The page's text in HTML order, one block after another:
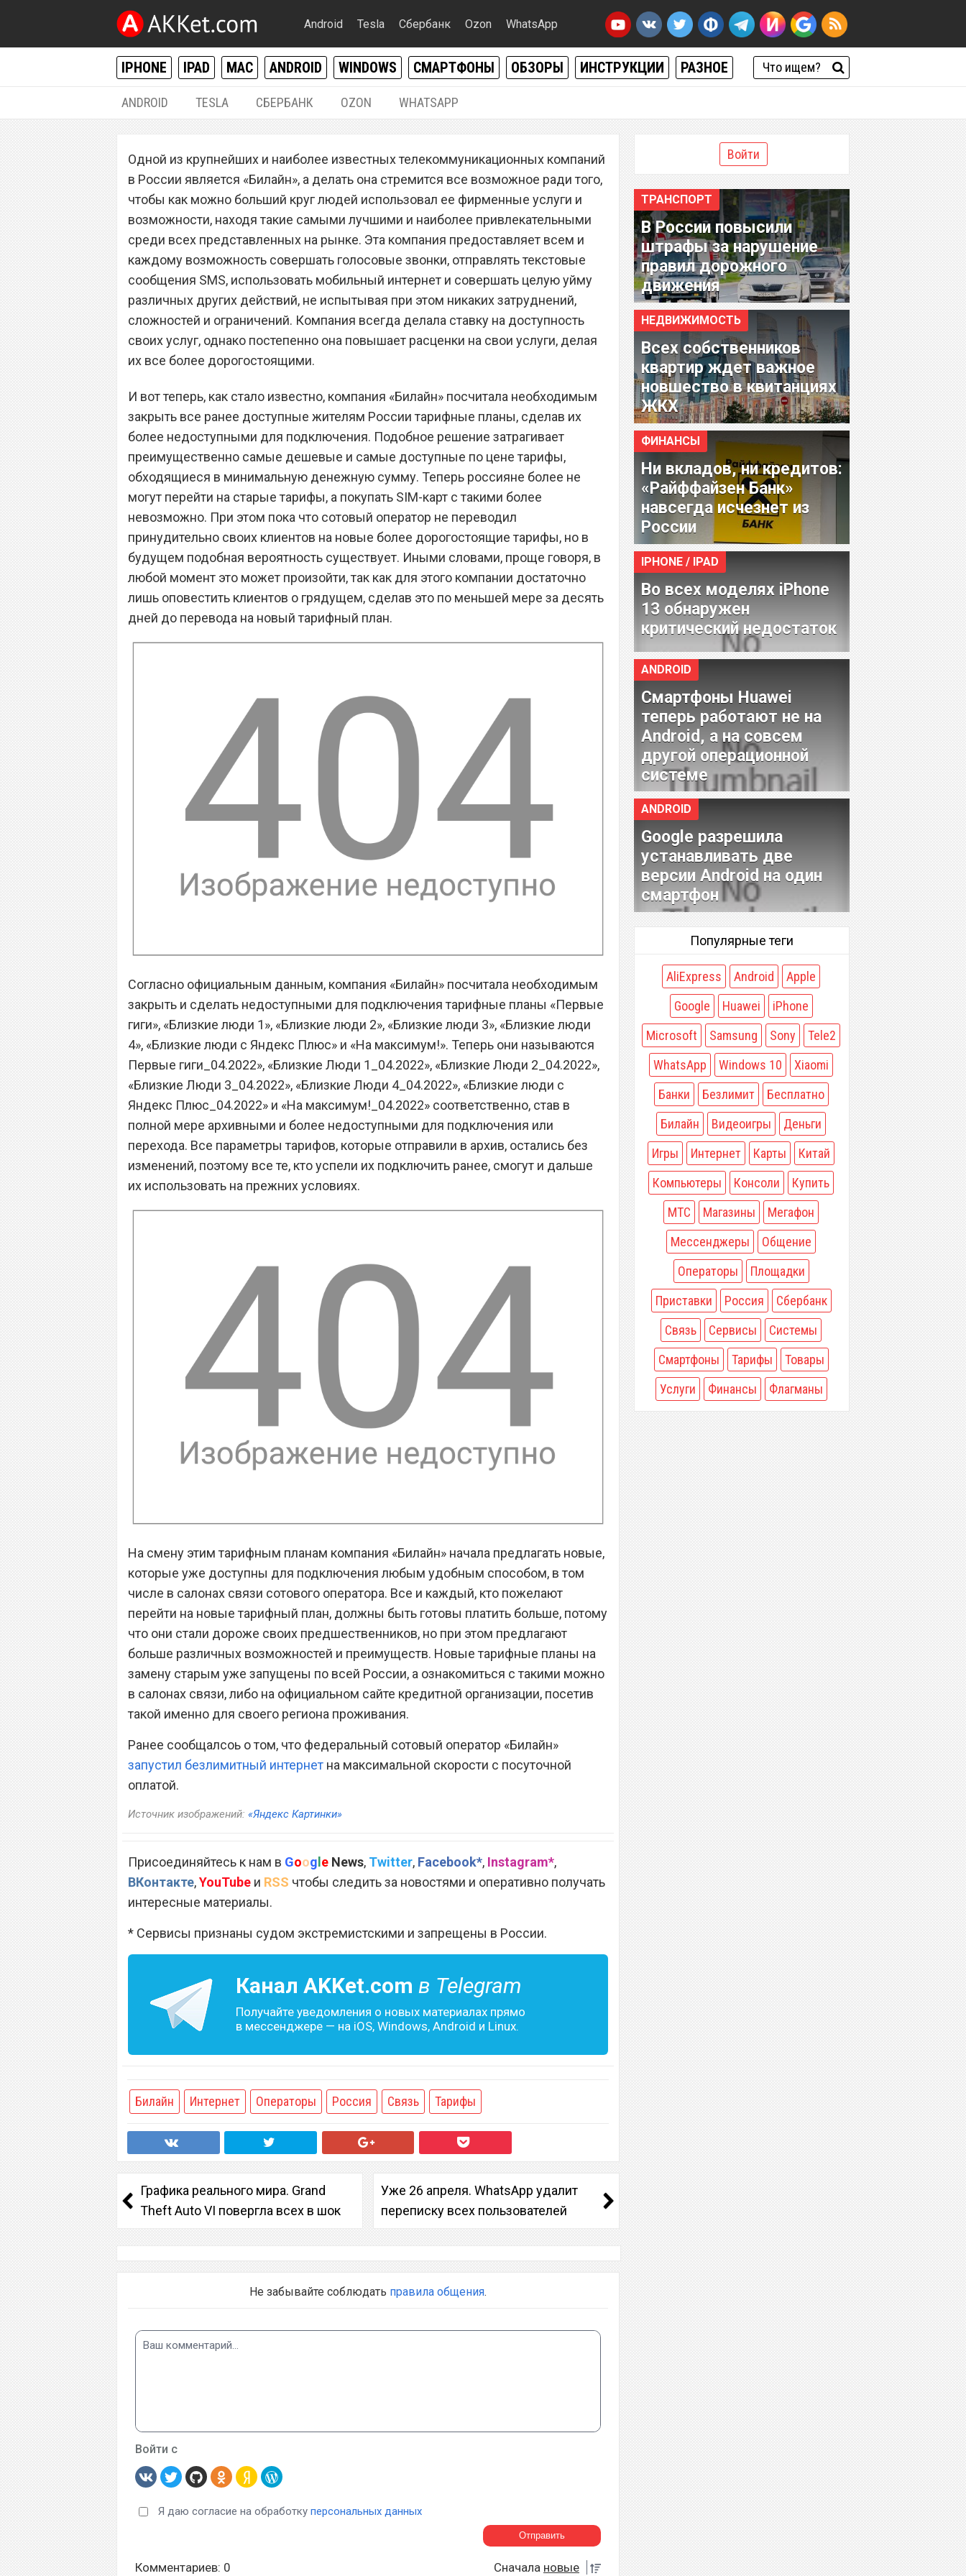
Android Tesla Сбербанк Ozon WhatsApp
IPHONE IPAD MAC ANDROID WINDOWS СМАРТФОНЫ ОБЗОРЫ ИНСТРУКЦИИ РАЗНОЕ
ANDROID TESLA СБЕРБАНК OZON WHATSAPP
Сотовый оператор «Билайн» закрыл все
дешевые тарифные планы
Одной из крупнейших и наиболее известных телекоммуникационных компаний
в России является «Билайн», а делать она стремится все возможное ради того,
чтобы как можно больший круг людей использовал ее фирменные услуги и
возможности, находя такие самыми лучшими и наиболее привлекательными
среди всех представленных на рынке. Эта компания предоставляет всем и
каждому возможность совершать голосовые звонки, отправлять текстовые
сообщения SMS, использовать мобильный интернет и совершать целую уйму
различных других действий, не испытывая при этом никаких затруднений,
сложностей и ограничений. Компания всегда делала ставку на доступность
своих услуг, однако постепенно она повышает расценки на свои услуги, делая
их все более дорогостоящими.
И вот теперь, как стало известно, компания «Билайн» посчитала необходимым
закрыть все ранее доступные жителям России тарифные планы, сделав их
более недоступными для подключения. Подобное решение затрагивает
преимущественно самые дешевые и самые доступные по цене тарифы,
обходящиеся в минимальную денежную сумму. Теперь россияне более не
могут перейти на старые тарифы, а покупать SIM-карт с такими более
невозможно. При этом пока что сотовый оператор не переводил
принудительно своих клиентов на новые более дорогостоящие тарифы, но в
будущем подобная вероятность существует. Иными словами, проще говоря, в
любой момент это может произойти, так как для этого компании достаточно
лишь оповестить клиентов о грядущем, сделав это по меньшей мере за десять
дней до перевода на новый тарифный план.
Согласно официальным данным, компания «Билайн» посчитала необходимым
закрыть и сделать недоступными для подключения тарифные планы «Первые
гиги», «Близкие люди 1», «Близкие люди 2», «Близкие люди 3», «Близкие люди
4», «Близкие люди с Яндекс Плюс» и «На максимум!». Теперь они называются
Первые гиги_04.2022», «Близкие Люди 1_04.2022», «Близкие Люди 2_04.2022»,
«Близкие Люди 3_04.2022», «Близкие Люди 4_04.2022», «Близкие люди с
Яндекс Плюс_04.2022» и «На максимум!_04.2022» соответственно, став в
полной мере архивными и более недоступными для подключения или
перехода. Все параметры тарифов, которые отправили в архив, остались без
изменений, поэтому все те, кто успели их подключить ранее, смогут и дальше
их использовать на прежних условиях.
На смену этим тарифным планам компания «Билайн» начала предлагать новые,
которые уже доступны для подключения любым удобным способом, в том
числе в салонах связи сотового оператора. Все и каждый, кто пожелают
перейти на новые тарифный план, должны быть готовы платить больше, потому
что они стали дороже своих предшественников, но при этом предлагают
больше различных возможностей и преимуществ. Новые тарифные планы на
замену старым уже запущены по всей России, а ознакомиться с такими можно
в салонах связи, либо на официальном сайте кредитной организации, посетив
такой именно для своего региона проживания.
Ранее сообщалсоь о том, что федеральный сотовый оператор «Билайн»
запустил безлимитный интернет на максимальной скорости с посуточной
оплатой.
Источник изображений: «Яндекс Картинки»
Присоединяйтесь к нам в Google News, Twitter, Facebook*, Instagram*,
ВКонтакте,YouTube и RSS чтобы следить за новостями и оперативно получать
интересные материалы.
* Сервисы признаны судом экстремистскими и запрещены в России.
Канал AKKet.com в Telegram
Получайте уведомления о новых материалах прямо
в мессенджере — на iOS, Windows, Android и Linux.
Билайн Интернет Операторы Россия Связь Тарифы
Графика реального мира. Grand
Theft Auto VI повергла всех в шок
Уже 26 апреля. WhatsApp удалит
переписку всех пользователей
Не забывайте соблюдать правила общения.
Войти с
Я даю согласие на обработку персональных данных
Комментариев: 0 Сначала новые
Войти
ТРАНСПОРТ
В России повысили
штрафы за нарушение
правил дорожного
движения
НЕДВИЖИМОСТЬ
Всех собственников
квартир ждет важное
новшество в квитанциях
ЖКХ
ФИНАНСЫ
Ни вкладов, ни кредитов:
«Райффайзен Банк»
навсегда исчезнет из
России
IPHONE / IPAD
Во всех моделях iPhone
13 обнаружен
критический недостаток
ANDROID
Смартфоны Huawei
теперь работают не на
Android, а на совсем
другой операционной
системе
ANDROID
Google разрешила
устанавливать две
версии Android на один
смартфон
Популярные теги
AliExpress Android
Apple
Google
Huawei
iPhone
Microsoft
Samsung Sony
Tele2
WhatsApp
Windows 10
Xiaomi
Банки
Безлимит
Бесплатно
Билайн
Видеоигры
Деньги
Игры
Интернет Карты
Китай
Компьютеры
Консоли
Купить
МТС
Магазины
Мегафон
Мессенджеры
Общение
Операторы
Площадки
Приставки
Россия
Сбербанк
Связь
Сервисы
Системы
Смартфоны
Тарифы
Товары
Услуги
Финансы Флагманы